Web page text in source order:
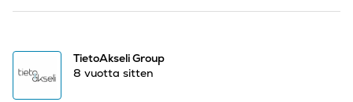
TietoAkseli Group
8 vuotta sitten